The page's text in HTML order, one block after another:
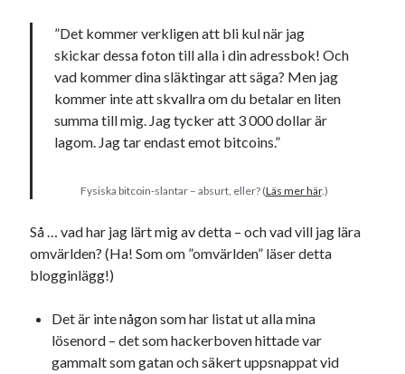
Meta
Logga in
Flöde för inlägg
Flöde för kommentarer
WordPress.org
Pejpalla!
”Det kommer verkligen att bli kul när jag
skickar dessa foton till alla i din adressbok! Och
vad kommer dina släktingar att säga? Men jag
kommer inte att skvallra om du betalar en liten
summa till mig. Jag tycker att 3 000 dollar är
lagom. Jag tar endast emot bitcoins.”
Fysiska bitcoin-slantar – absurt, eller? (Läs mer här.)
Så … vad har jag lärt mig av detta – och vad vill jag lära
omvärlden? (Ha! Som om ”omvärlden” läser detta
blogginlägg!)
Det är inte någon som har listat ut alla mina
lösenord – det som hackerboven hittade var
gammalt som gatan och säkert uppsnappat vid